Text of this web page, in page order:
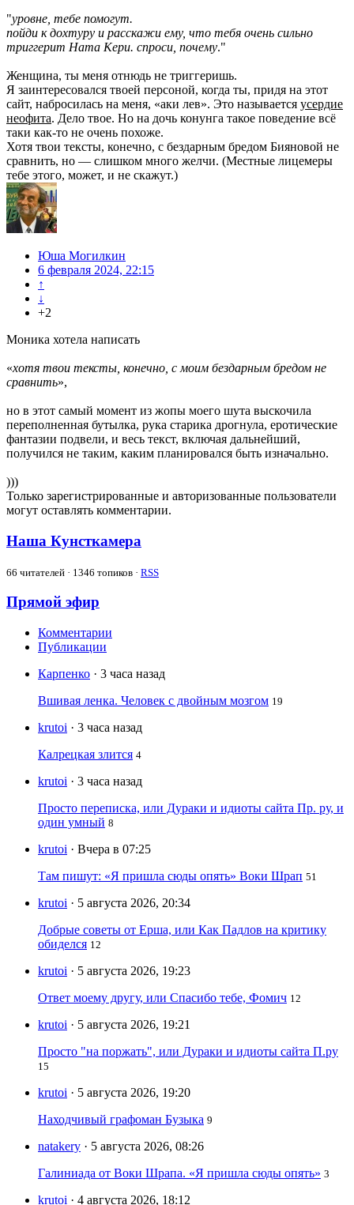
"уровне, тебе помогут.
пойди к дохтуру и расскажи ему, что тебя очень сильно
триггерит Ната Кери. спроси, почему."
Женщина, ты меня отнюдь не триггеришь.
Я заинтересовался твоей персоной, когда ты, придя на этот
сайт, набросилась на меня, «аки лев». Это называется усердие
неофита. Дело твое. Но на дочь конунга такое поведение всё
таки как-то не очень похоже.
Хотя твои тексты, конечно, с бездарным бредом Бияновой не
сравнить, но — слишком много желчи. (Местные лицемеры
тебе этого, может, и не скажут.)
Юша Могилкин
6 февраля 2024, 22:15
↑
↓
+2
Моника хотела написать
«хотя твои тексты, конечно, с моим бездарным бредом не
сравнить»,
но в этот самый момент из жопы моего шута выскочила
переполненная бутылка, рука старика дрогнула, еротические
фантазии подвели, и весь текст, включая дальнейший,
получился не таким, каким планировался быть изначально.
)))
Только зарегистрированные и авторизованные пользователи
могут оставлять комментарии.
Наша Кунсткамера
66 читателей · 1346 топиков · RSS
Прямой эфир
Комментарии
Публикации
Карпенко · 3 часа назад
Вшивая ленка. Человек с двойным мозгом 19
krutoi · 3 часа назад
Калрецкая злится 4
krutoi · 3 часа назад
Просто переписка, или Дураки и идиоты сайта Пр. ру, и
один умный 8
krutoi · Вчера в 07:25
Там пишут: «Я пришла сюды опять» Воки Шрап 51
krutoi · 5 августа 2026, 20:34
Добрые советы от Ерша, или Как Падлов на критику
обиделся 12
krutoi · 5 августа 2026, 19:23
Ответ моему другу, или Спасибо тебе, Фомич 12
krutoi · 5 августа 2026, 19:21
Просто "на поржать", или Дураки и идиоты сайта П.ру
15
krutoi · 5 августа 2026, 19:20
Находчивый графоман Бузыка 9
natakery · 5 августа 2026, 08:26
Галиниада от Воки Шрапа. «Я пришла сюды опять» 3
krutoi · 4 августа 2026, 18:12